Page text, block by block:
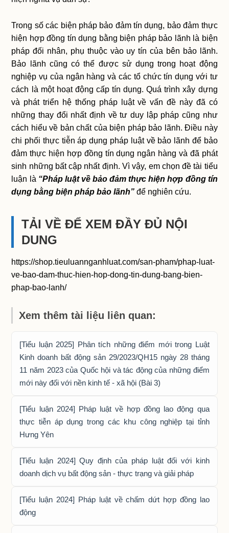
Trong số các biện pháp bảo đảm tín dụng, bảo đảm thực
hiện hợp đồng tín dụng bằng biện pháp bảo lãnh là biện
pháp đối nhân, phụ thuộc vào uy tín của bên bảo lãnh.
Bảo lãnh cũng có thể được sử dụng trong hoạt động
nghiệp vụ của ngân hàng và các tổ chức tín dụng với tư
cách là một hoạt động cấp tín dụng. Quá trình xây dựng
và phát triển hệ thống pháp luật về vấn đề này đã có
những thay đổi nhất định về tư duy lập pháp cũng như
cách hiểu về bản chất của biện pháp bảo lãnh. Điều này
chi phối thực tiễn áp dụng pháp luật về bảo lãnh để bảo
đảm thực hiện hợp đồng tín dụng ngân hàng và đã phát
sinh những bất cập nhất định. Vì vậy, em chọn đề tài tiểu
luận là “Pháp luật về bảo đảm thực hiện hợp đồng tín
dụng bằng biện pháp bảo lãnh” để nghiên cứu.
TẢI VỀ ĐỂ XEM ĐẦY ĐỦ NỘI
DUNG
https://shop.tieuluannganhluat.com/san-pham/phap-luat-
ve-bao-dam-thuc-hien-hop-dong-tin-dung-bang-bien-
phap-bao-lanh/
Xem thêm tài liệu liên quan:
[Tiểu luận 2025] Phân tích những điểm mới trong Luật
Kinh doanh bất động sản 29/2023/QH15 ngày 28 tháng
11 năm 2023 của Quốc hội và tác động của những điểm
mới này đối với nền kinh tế - xã hội (Bài 3)
[Tiểu luận 2024] Pháp luật về hợp đồng lao động qua
thực tiễn áp dụng trong các khu công nghiệp tại tỉnh
Hưng Yên
[Tiểu luận 2024] Quy định của pháp luật đối với kinh
doanh dịch vụ bất động sản - thực trạng và giải pháp
[Tiểu luận 2024] Pháp luật về chấm dứt hợp đồng lao
động